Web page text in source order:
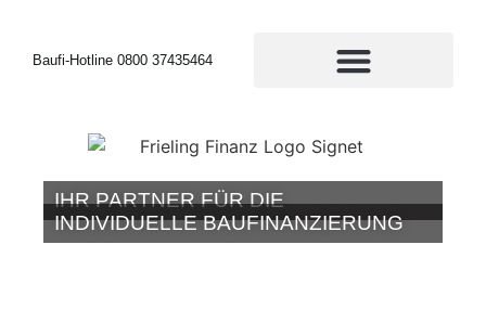
Baufi-Hotline 0800 37435464
IHR PARTNER FÜR DIE
INDIVIDUELLE BAUFINANZIERUNG